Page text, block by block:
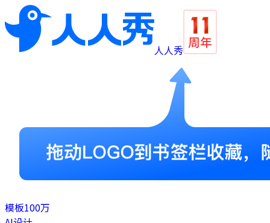
人人秀
模板100万